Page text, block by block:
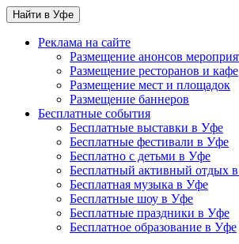
Найти в Уфе
Реклама на сайте
Размещение анонсов
Размещение ресторанов и кафе
Размещение мест и площадок
Размещение баннеров
Бесплатные события
Бесплатные выставки в Уфе
Бесплатные фестивали в Уфе
Бесплатно с детьми в Уфе
Бесплатный активный отдых
Бесплатная музыка в Уфе
Бесплатные шоу в Уфе
Бесплатные праздники в Уфе
Бесплатное образование в Уфе